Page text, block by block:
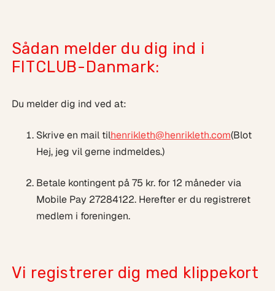
Sådan melder du dig ind i
FITCLUB-Danmark:
Du melder dig ind ved at:
Skrive en mail tilhenrikleth@henrikleth.com(Blot
Hej, jeg vil gerne indmeldes.)
Betale kontingent på 75 kr. for 12 måneder via
Mobile Pay 27284122. Herefter er du registreret
medlem i foreningen.
Vi registrerer dig med klippekort